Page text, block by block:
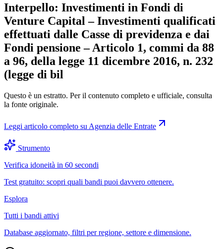
Interpello: Investimenti in Fondi di
Venture Capital – Investimenti qualificati
effettuati dalle Casse di previdenza e dai
Fondi pensione – Articolo 1, commi da 88
a 96, della legge 11 dicembre 2016, n. 232
(legge di bil
Questo è un estratto. Per il contenuto completo e ufficiale, consulta
la fonte originale.
Leggi articolo completo su Agenzia delle Entrate
Strumento
Verifica idoneità in 60 secondi
Test gratuito: scopri quali bandi puoi davvero ottenere.
Esplora
Tutti i bandi attivi
Database aggiornato, filtri per regione, settore e dimensione.